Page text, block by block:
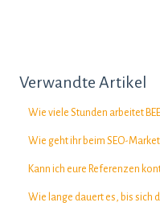
Verwandte Artikel
Wie viele Stunden arbeitet
Wie geht ihr beim SEO-
Kann ich eure Referenzen
Wie lange dauert es, bis sich